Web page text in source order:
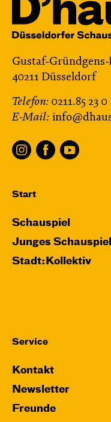
Gustaf-Gründgens-
40211 Düsseldorf
Telefon: 0211.85 23 0
E-Mail:
Start
Schauspiel
Junges Schauspiel
Stadt:Kollektiv
Service
Kontakt
Newsletter
Freunde